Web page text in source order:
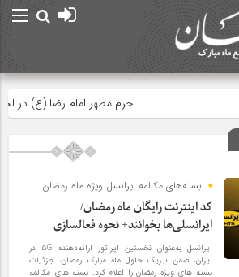
حرم مطهر امام رضا (ع) در لحظه
بسته‌های مکالمه ایرانسل ویژه ماه رمضان
کد اینترنت رایگان ماه رمضان/
ایرانسلی‌ها بخوانند+ ​نحوه فعالسازی
ایرانسل به‌عنوان نخستین اپراتور ارائه‌دهنده ۵G در
ایران، ضمن تبریک حلول ماه مبارک رمضان، جزئیات
بسته های ویژه رمضان را اعلام کرد. بسته های مکالمه